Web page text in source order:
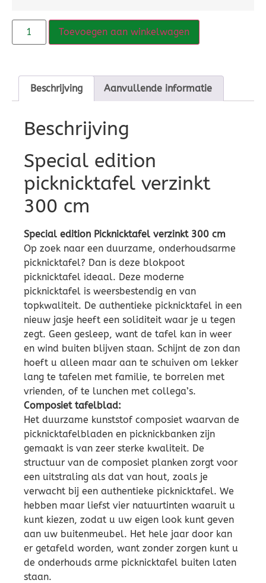
Toevoegen aan winkelwagen
Beschrijving Aanvullende informatie
Beschrijving
Special edition
picknicktafel verzinkt
300 cm
Special edition Picknicktafel verzinkt 300 cm
Op zoek naar een duurzame, onderhoudsarme
picknicktafel? Dan is deze blokpoot
picknicktafel ideaal. Deze moderne
picknicktafel is weersbestendig en van
topkwaliteit. De authentieke picknicktafel in een
nieuw jasje heeft een soliditeit waar je u tegen
zegt. Geen gesleep, want de tafel kan in weer
en wind buiten blijven staan. Schijnt de zon dan
hoeft u alleen maar aan te schuiven om lekker
lang te tafelen met familie, te borrelen met
vrienden, of te lunchen met collega’s.
Composiet tafelblad:
Het duurzame kunststof composiet waarvan de
picknicktafelbladen en picknickbanken zijn
gemaakt is van zeer sterke kwaliteit. De
structuur van de composiet planken zorgt voor
een uitstraling als dat van hout, zoals je
verwacht bij een authentieke picknicktafel. We
hebben maar liefst vier natuurtinten waaruit u
kunt kiezen, zodat u uw eigen look kunt geven
aan uw buitenmeubel. Het hele jaar door kan
er getafeld worden, want zonder zorgen kunt u
de onderhouds arme picknicktafel buiten laten
staan.